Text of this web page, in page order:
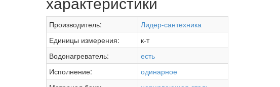
Производитель:
Лидер-сантехника
Единицы измерения:
к-т
Водонагреватель:
есть
Исполнение:
одинарное